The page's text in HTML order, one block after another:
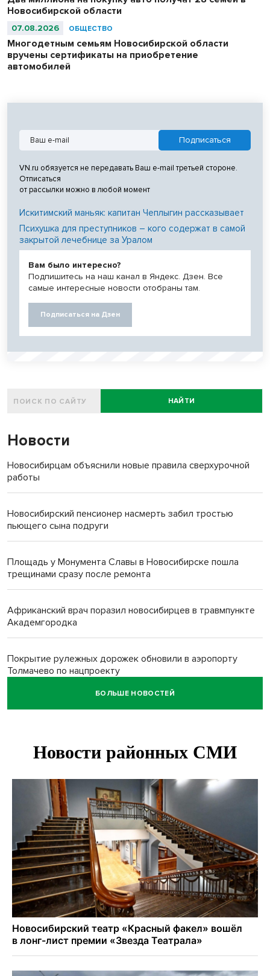
Новосибирской области
07.08.2026 ОБЩЕСТВО
Многодетным семьям Новосибирской области
вручены сертификаты на приобретение
автомобилей
VN.ru обязуется не передавать Ваш e-mail третьей стороне.
Отписаться
от рассылки можно в любой момент
Искитимский маньяк: капитан Чеплыгин рассказывает
Психушка для преступников – кого содержат в самой
закрытой лечебнице за Уралом
Вам было интересно?
Подпишитесь на наш канал в Яндекс. Дзен. Все
самые интересные новости отобраны там.
Подписаться на Дзен
НАЙТИ
Новости
Новосибирцам объяснили новые правила сверхурочной
работы
Новосибирский пенсионер насмерть забил тростью
пьющего сына подруги
Площадь у Монумента Славы в Новосибирске пошла
трещинами сразу после ремонта
Африканский врач поразил новосибирцев в травмпункте
Академгородка
Покрытие рулежных дорожек обновили в аэропорту
Толмачево по нацпроекту
В Новосибирске зафиксирован рост заболеваемости
В Новосибирске осудили внука за продажу дедова ружья
В Новосибирске по КРТ сдали первую очередь
миниполиса «Фора»
О пустырях в центре Новосибирска из-за лимита
площади КРТ предупредили эксперты
БОЛЬШЕ НОВОСТЕЙ